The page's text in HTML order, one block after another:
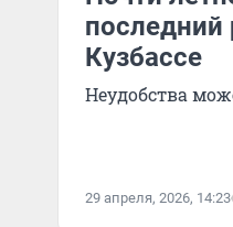
последний
Кузбассе
Неудобства
29 апреля, 2026, 14:23